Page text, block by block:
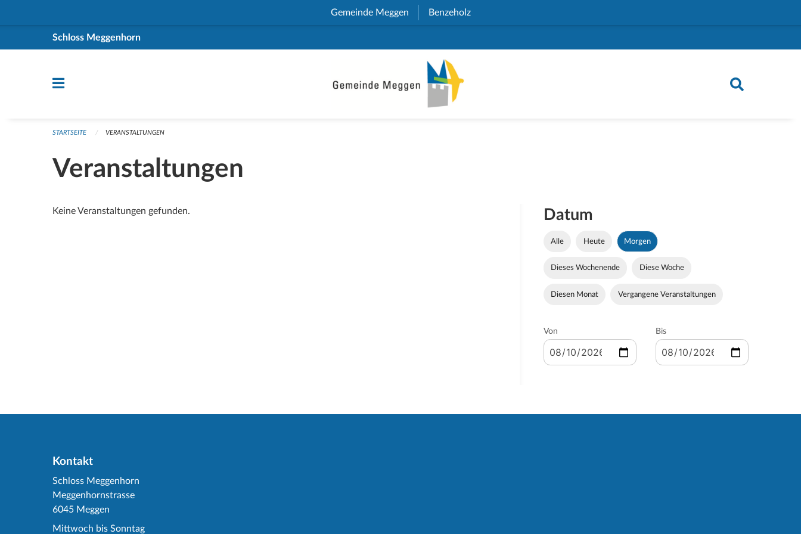
Gemeinde Meggen (External Link)
Benzeholz(External Link)
Schloss Meggenhorn
STARTSEITE VERANSTALTUNGEN
Veranstaltungen
Keine Veranstaltungen gefunden. Datum
Alle Heute Morgen
Dieses Wochenende Diese Woche
Diesen Monat Vergangene Veranstaltungen
Von Bis
Kontakt
Schloss Meggenhorn
Meggenhornstrasse
6045 Meggen
Mittwoch bis Sonntag